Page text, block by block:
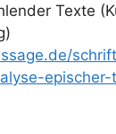
Texte
epischer-